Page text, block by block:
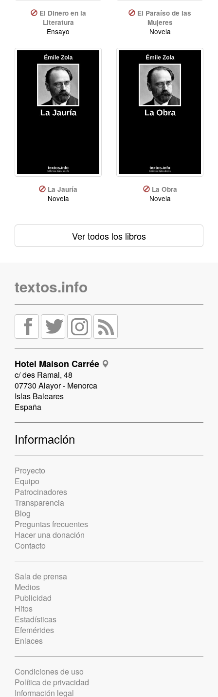
El Dinero en la
Literatura
Ensayo
El Paraíso de las
Mujeres
Novela
La Jauría
Novela
La Obra
Novela
Ver todos los libros
textos.info
Hotel Maison Carrée
c/ des Ramal, 48
07730 Alayor - Menorca
Islas Baleares
España
Información
Proyecto
Equipo
Patrocinadores
Transparencia
Blog
Preguntas frecuentes
Hacer una donación
Contacto
Sala de prensa
Medios
Publicidad
Hitos
Estadísticas
Efemérides
Enlaces
Condiciones de uso
Política de privacidad
Información legal